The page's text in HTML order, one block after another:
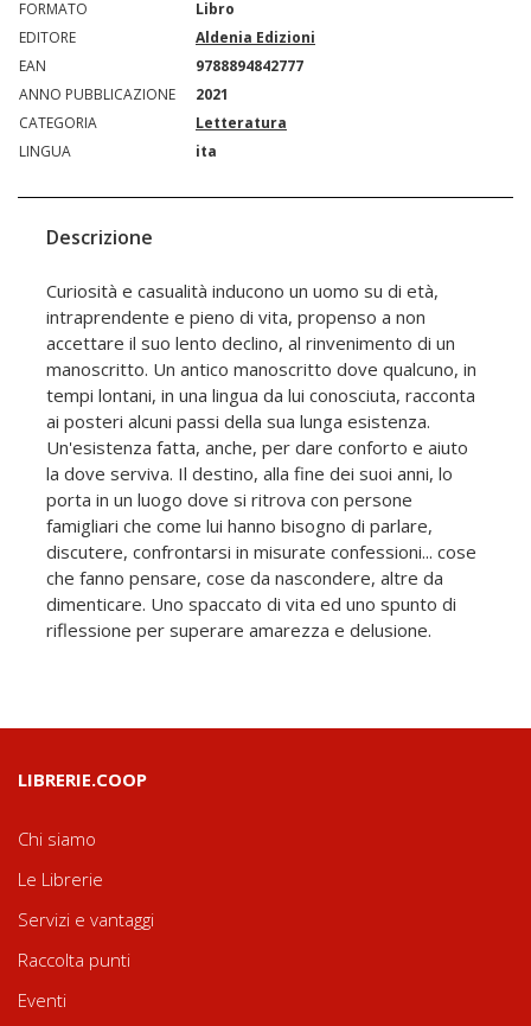
FORMATO
Libro
EDITORE
Aldenia Edizioni
EAN
9788894842777
ANNO PUBBLICAZIONE
2021
CATEGORIA
Letteratura
LINGUA
ita
Descrizione
Curiosità e casualità inducono un uomo su di età,
intraprendente e pieno di vita, propenso a non
accettare il suo lento declino, al rinvenimento di un
manoscritto. Un antico manoscritto dove qualcuno, in
tempi lontani, in una lingua da lui conosciuta, racconta
ai posteri alcuni passi della sua lunga esistenza.
Un'esistenza fatta, anche, per dare conforto e aiuto
la dove serviva. Il destino, alla fine dei suoi anni, lo
porta in un luogo dove si ritrova con persone
famigliari che come lui hanno bisogno di parlare,
discutere, confrontarsi in misurate confessioni... cose
che fanno pensare, cose da nascondere, altre da
dimenticare. Uno spaccato di vita ed uno spunto di
riflessione per superare amarezza e delusione.
LIBRERIE.COOP
Chi siamo
Le Librerie
Servizi e vantaggi
Raccolta punti
Eventi